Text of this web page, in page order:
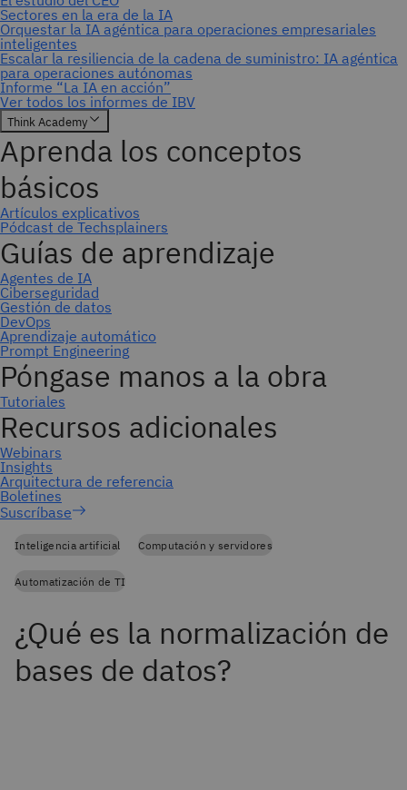
Suscríbase
Inteligencia artificial Computación y servidores
Automatización de TI
¿Qué es la normalización de
bases de datos?